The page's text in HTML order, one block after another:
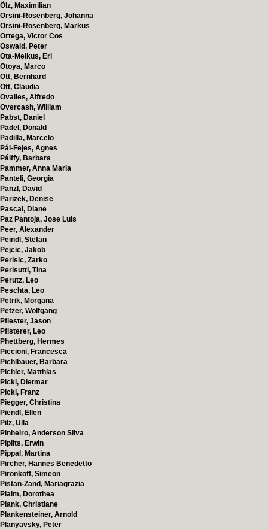
Ölz, Maximilian
Orsini-Rosenberg, Johanna
Orsini-Rosenberg, Markus
Ortega, Victor Cos
Oswald, Peter
Ota-Melkus, Eri
Otoya, Marco
Ott, Bernhard
Ott, Claudia
Ovalles, Alfredo
Overcash, William
Pabst, Daniel
Padel, Donald
Padilla, Marcelo
Pál-Fejes, Agnes
Pálffy, Barbara
Pammer, Anna Maria
Panteli, Georgia
Panzl, David
Parizek, Denise
Pascal, Diane
Paz Pantoja, Jose Luis
Peer, Alexander
Peindl, Stefan
Pejcic, Jakob
Perisic, Zarko
Perisutti, Tina
Perutz, Leo
Peschta, Leo
Petrik, Morgana
Petzer, Wolfgang
Pfiester, Jason
Pfisterer, Leo
Phettberg, Hermes
Piccioni, Francesca
Pichlbauer, Barbara
Pichler, Matthias
Pickl, Dietmar
Pickl, Franz
Piegger, Christina
Piendl, Ellen
Pilz, Ulla
Pinheiro, Anderson Silva
Piplits, Erwin
Pippal, Martina
Pircher, Hannes Benedetto
Pironkoff, Simeon
Pistan-Zand, Mariagrazia
Plaim, Dorothea
Plank, Christiane
Plankensteiner, Arnold
Planyavsky, Peter